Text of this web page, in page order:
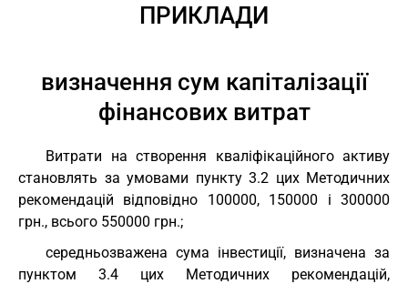
ПРИКЛАДИ
визначення сум капіталізації
фінансових витрат
Витрати на створення кваліфікаційного активу
становлять за умовами пункту 3.2 цих Методичних
рекомендацій відповідно 100000, 150000 і 300000
грн., всього 550000 грн.;
середньозважена сума інвестиції, визначена за
пунктом 3.4 цих Методичних рекомендацій,